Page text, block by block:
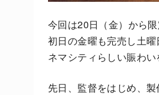
今回は20日（金）から
初日の金曜も完売し土
ネマシティらしい賑わい
先日、監督をはじめ、